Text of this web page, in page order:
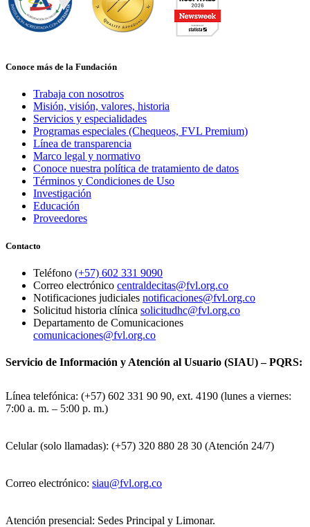
Conoce más de la Fundación
Trabaja con nosotros
Misión, visión, valores, historia
Servicios y especialidades
Programas especiales (Chequeos, FVL Premium)
Línea de transparencia
Marco legal y normativo
Conoce nuestra política de tratamiento de datos
Términos y Condiciones de Uso
Investigación
Educación
Proveedores
Contacto
Teléfono (+57) 602 331 9090
Correo electrónico centraldecitas@fvl.org.co
Notificaciones judiciales notificaciones@fvl.org.co
Solicitud historia clínica solicitudhc@fvl.org.co
Departamento de Comunicaciones
comunicaciones@fvl.org.co
Servicio de Información y Atención al Usuario (SIAU) – PQRS:
Línea telefónica: (+57) 602 331 90 90, ext. 4190 (lunes a viernes:
7:00 a. m. – 5:00 p. m.)
Celular (solo llamadas): (+57) 320 880 28 30 (Atención 24/7)
Correo electrónico: siau@fvl.org.co
Atención presencial: Sedes Principal y Limonar.